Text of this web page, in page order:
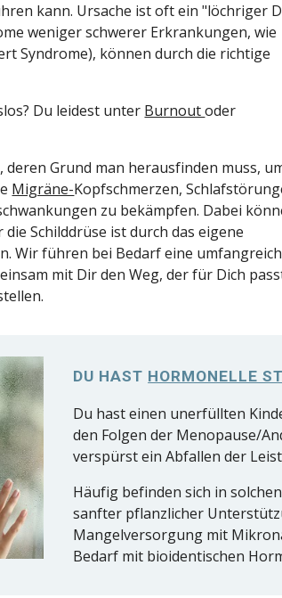
kann. Ursache ist oft ein "löchriger
weniger schwerer Erkrankungen, wie
Syndrome), können durch die richtige
Du leidest unter Burnoutoder
Grund man herausfinden muss,
Migräne-Kopfschmerzen,
zu bekämpfen. Dabei
Schilddrüse ist durch das eigene
Wir führen bei Bedarf eine
mit Dir den Weg, der für Dich
DU HAST HORMONELLE
Du hast einen unerfüllten
den Folgen der Menopause/
verspürst ein Abfallen der
Häufig befinden sich in
sanfter pflanzlicher
Mangelversorgung mit
Bedarf mit bioidentischen